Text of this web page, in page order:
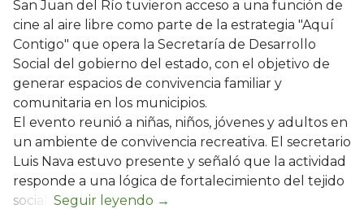
San Juan del Río tuvieron acceso a una función de
cine al aire libre como parte de la estrategia "Aquí
Contigo" que opera la Secretaría de Desarrollo
Social del gobierno del estado, con el objetivo de
generar espacios de convivencia familiar y
comunitaria en los municipios.
El evento reunió a niñas, niños, jóvenes y adultos en
un ambiente de convivencia recreativa. El secretario
Luis Nava estuvo presente y señaló que la actividad
responde a una lógica de fortalecimiento del tejido
social: